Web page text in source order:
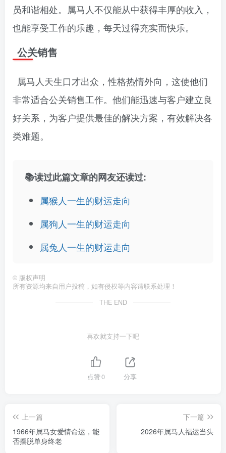
员和谐相处。属马人不仅能从中获得丰厚的收入，
也能享受工作的乐趣，每天过得充实而快乐。
公关销售
属马人天生口才出众，性格热情外向，这使他们
非常适合公关销售工作。他们能迅速与客户建立良
好关系，为客户提供最佳的解决方案，有效解决各
类难题。
📚读过此篇文章的网友还读过:
属猴人一生的财运走向
属狗人一生的财运走向
属兔人一生的财运走向
© 版权声明
所有资源均来自用户投稿，如有侵权等内容请联系处理！
THE END
喜欢就支持一下吧
点赞0 分享
上一篇
1966年属马女爱情命运，能
否摆脱单身终老
下一篇
2026年属马人福运当头